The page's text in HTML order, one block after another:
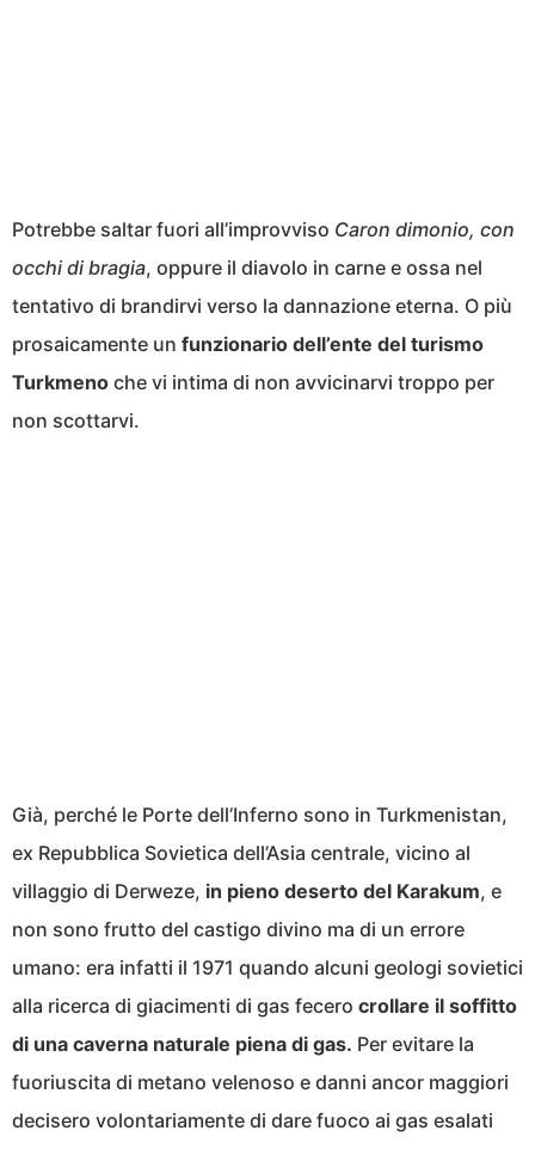
Potrebbe saltar fuori all’improvviso Caron dimonio, con
occhi di bragia, oppure il diavolo in carne e ossa nel
tentativo di brandirvi verso la dannazione eterna. O più
prosaicamente un funzionario dell’ente del turismo
Turkmeno che vi intima di non avvicinarvi troppo per
non scottarvi.
Già, perché le Porte dell’Inferno sono in Turkmenistan,
ex Repubblica Sovietica dell’Asia centrale, vicino al
villaggio di Derweze, in pieno deserto del Karakum, e
non sono frutto del castigo divino ma di un errore
umano: era infatti il 1971 quando alcuni geologi sovietici
alla ricerca di giacimenti di gas fecero crollare il soffitto
di una caverna naturale piena di gas. Per evitare la
fuoriuscita di metano velenoso e danni ancor maggiori
decisero volontariamente di dare fuoco ai gas esalati